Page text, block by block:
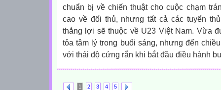
chuẩn bị về chiến thuật cho cuộc chạm
cao về đối thủ, nhưng tất cả các tuyển
thắng lợi sẽ thuộc về U23 Việt Nam. Vừa
tỏa tâm lý trong buổi sáng, nhưng đến
với thái độ cứng rắn khi bắt đầu điều hành
1 2 3 4 5